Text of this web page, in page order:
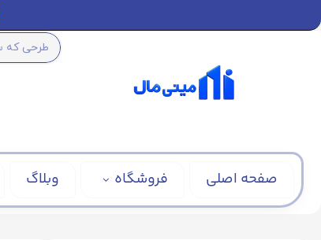
صفحه اصلی فروشگاه وبلاگ